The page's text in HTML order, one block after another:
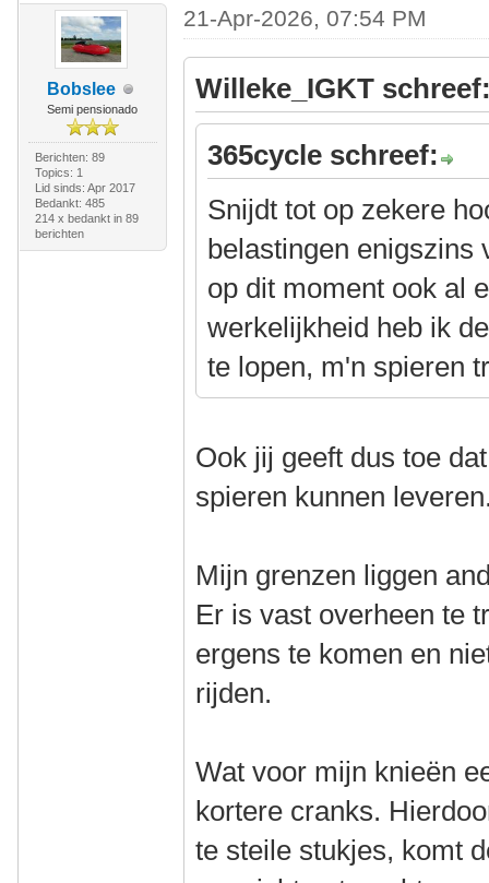
Bobslee
Semi pensionado
Berichten: 89
Topics: 1
Lid sinds: Apr 2017
Bedankt: 485
214 x bedankt in 89
berichten
21-Apr-2026, 07:54 PM
Willeke_IGKT
365cycle schreef:
Snijdt tot op zekere
belastingen enigszins
op dit moment ook al
werkelijkheid heb ik
te lopen, m'n spieren
Ook jij geeft dus toe
spieren kunnen
Mijn grenzen liggen
Er is vast overheen te
ergens te komen en
rijden.
Wat voor mijn knieën
kortere cranks.
te steile stukjes, komt